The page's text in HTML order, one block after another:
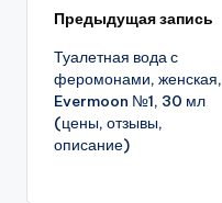
Навигация
записи
Предыдущая запись
Туалетная вода с
феромонами, женская,
Evermoon №1, 30 мл
(цены, отзывы,
описание)